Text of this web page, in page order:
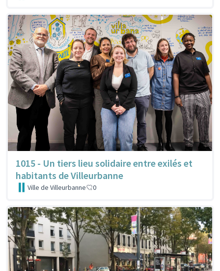
1015 - Un tiers lieu solidaire entre exilés et
habitants de Villeurbanne
Ville de Villeurbanne 0